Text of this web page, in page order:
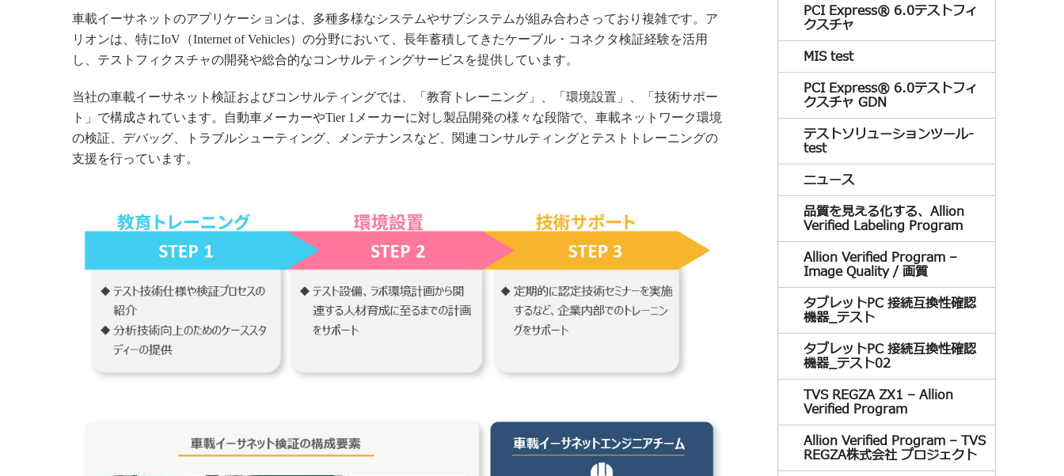
車載イーサネットのアプリケーションは、多種多様なシステムやサブシステムが組み合わさっており複雑です。ア
リオンは、特にIoV（Internet of Vehicles）の分野において、長年蓄積してきたケーブル・コネクタ検証経験を活用
し、テストフィクスチャの開発や総合的なコンサルティングサービスを提供しています。
当社の車載イーサネット検証およびコンサルティングでは、「教育トレーニング」、「環境設置」、「技術サポー
ト」で構成されています。自動車メーカーやTier 1メーカーに対し製品開発の様々な段階で、車載ネットワーク環境
の検証、デバッグ、トラブルシューティング、メンテナンスなど、関連コンサルティングとテストトレーニングの
支援を行っています。
PCI Express® 6.0テストフィ
クスチャ
MIS test
PCI Express® 6.0テストフィ
クスチャ GDN
テストソリューションツール-
test
ニュース
品質を見える化する、Allion
Verified Labeling Program
Allion Verified Program –
Image Quality / 画質
タブレットPC 接続互換性確認
機器_テスト
タブレットPC 接続互換性確認
機器_テスト02
TVS REGZA ZX1 – Allion
Verified Program
Allion Verified Program – TVS
REGZA株式会社 プロジェクト